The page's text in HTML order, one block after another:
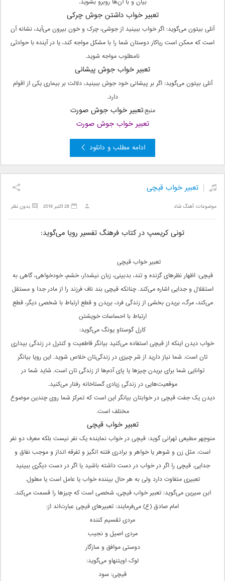
بیان و با آن‌ها روبرو بشوید.
تعبیر خواب داشتن جوش چرکی
آنلی بیتون می‌گوید: اگر خواب ببینید از جوشی، چرک و خون بیرون می‌آید، نشانه آن
است که ممکن است ریاکار دوستان شما را با مشکل مواجه کند، یا در آینده با حوادثی
نامطلوب مواجه شوید.
تعبیر خواب جوش پیشانی
آنلی بیتون می‌گوید: اگر بر پیشانی خود جوش ببینید، دلالت بر بیماری یکی از اقوام
دارد.
منبع:تعبیر خواب جوش صورت
تعبیر خواب جوش صورت
ادامه مطلب و دانلود
تعبیر خواب قیچی
موضوعات:آهنگ شاد بدون نظر 28 اکتبر 2018
تونی کریسپ در کتاب فرهنگ تفسیر رویا می‌گوید:
تعبیر خواب قیچی
قیچی: اظهار نظرهای گزنده و تند، بدبینی، زبان نیشدار، خشم، خودخواهی، گاهی به
استقلال و جدایی اشاره می‌کند. چنانکه قیچی بند ناف فرزند را از مادر جدا و مستقل
می‌کند، مرگ، بریدن بخشی از زندگی فرد، بریدن و قطع ارتباط با شخصی دیگر، قطع
ارتباط با احساسات خویشتن
کارل گوستاو یونگ می‌گوید:
خواب دیدن اینکه از قیچی استفاده می‌کنید بیانگر قاطعیت و کنترل در زندگی بیداری
تان است. شما نیاز دارید از شر چیزی در زندگی‌تان خلاص شوید. این رویا بیانگر
توانایی شما برای بریدن چیز‌ها یا پای آدم‌ها از زندگی تان است. شاید شما در
موقعیت‌هایی در زندگی زیادی گستاخانه رفتار می‌کنید.
دیدن یک جفت قیچی در خوابتان بیانگر این است که تمرکز شما روی چندین موضوع
مختلف است.
تعبیر خواب قیچی
منوچهر مطیعی تهرانی گوید: قیچی در خواب نماینده یک نفر نیست بلکه معرف دو نفر
است. مثل زن و شوهر یا خواهر و برادری فتنه انگیز و تفرقه انداز و موجب نفاق و
جدایی. قیچی را اگر در خواب در دست داشته باشید یا اگر در دست دیگری ببینید
تعبیری متفاوت دارد ولی به هر حال بیننده خواب یا عامل است یا معلول.
ابن سیرین می‌گوید: تعبیر خواب قیچی، شخصی است که چیزها را قسمت می‌کند.
امام صادق (ع) می‌فرمایند: تعبیرهای قیچی عبارت‌اند از:
مردی تقسیم کننده
مردی اصیل و نجیب
دوستی موافق و سازگار
لوک اویتنهاو می‌گوید:
قیچی: سود